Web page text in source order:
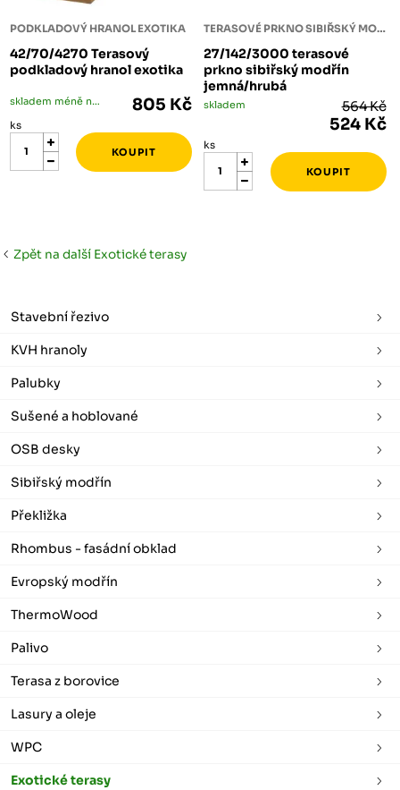
PODKLADOVÝ HRANOL EXOTIKA
42/70/4270 Terasový
podkladový hranol exotika
skladem méně než 5 ks 805 Kč
ks
TERASOVÉ PRKNO SIBIŘSKÝ MODŘÍN
27/142/3000 terasové
prkno sibiřský modřín
jemná/hrubá
skladem 564 Kč
524 Kč
ks
Zpět na další Exotické terasy
Stavební řezivo
KVH hranoly
Palubky
Sušené a hoblované
OSB desky
Sibiřský modřín
Překližka
Rhombus - fasádní obklad
Evropský modřín
ThermoWood
Palivo
Terasa z borovice
Lasury a oleje
WPC
Exotické terasy